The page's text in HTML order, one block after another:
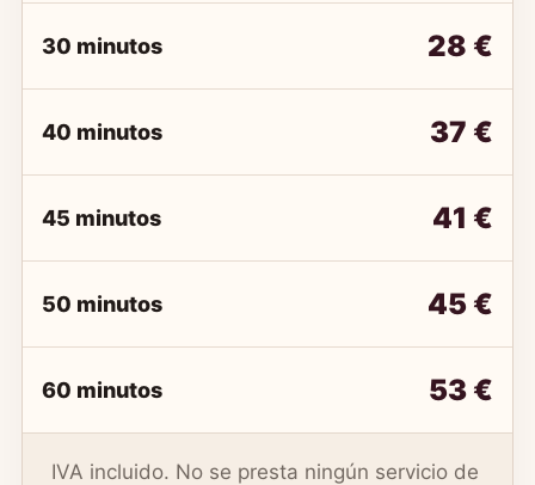
30 minutos 28 €
40 minutos 37 €
45 minutos 41 €
50 minutos 45 €
60 minutos 53 €
IVA incluido. No se presta ningún servicio de